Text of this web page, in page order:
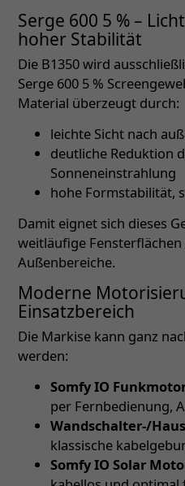
Serge 600 5 % –
hoher Stabilität
Die B1350 wird
Serge 600 5 %
Material überzeugt durch:
leichte Sicht nach
deutliche Reduktion
Sonneneinstrahlung
hohe Formstabilität,
Damit eignet sich dieses
weitläufige
Außenbereiche.
Moderne
Einsatzbereich
Die Markise kann ganz
werden:
Somfy IO
per Fernbedienung,
Wandschalter-/
klassische
Somfy IO Solar